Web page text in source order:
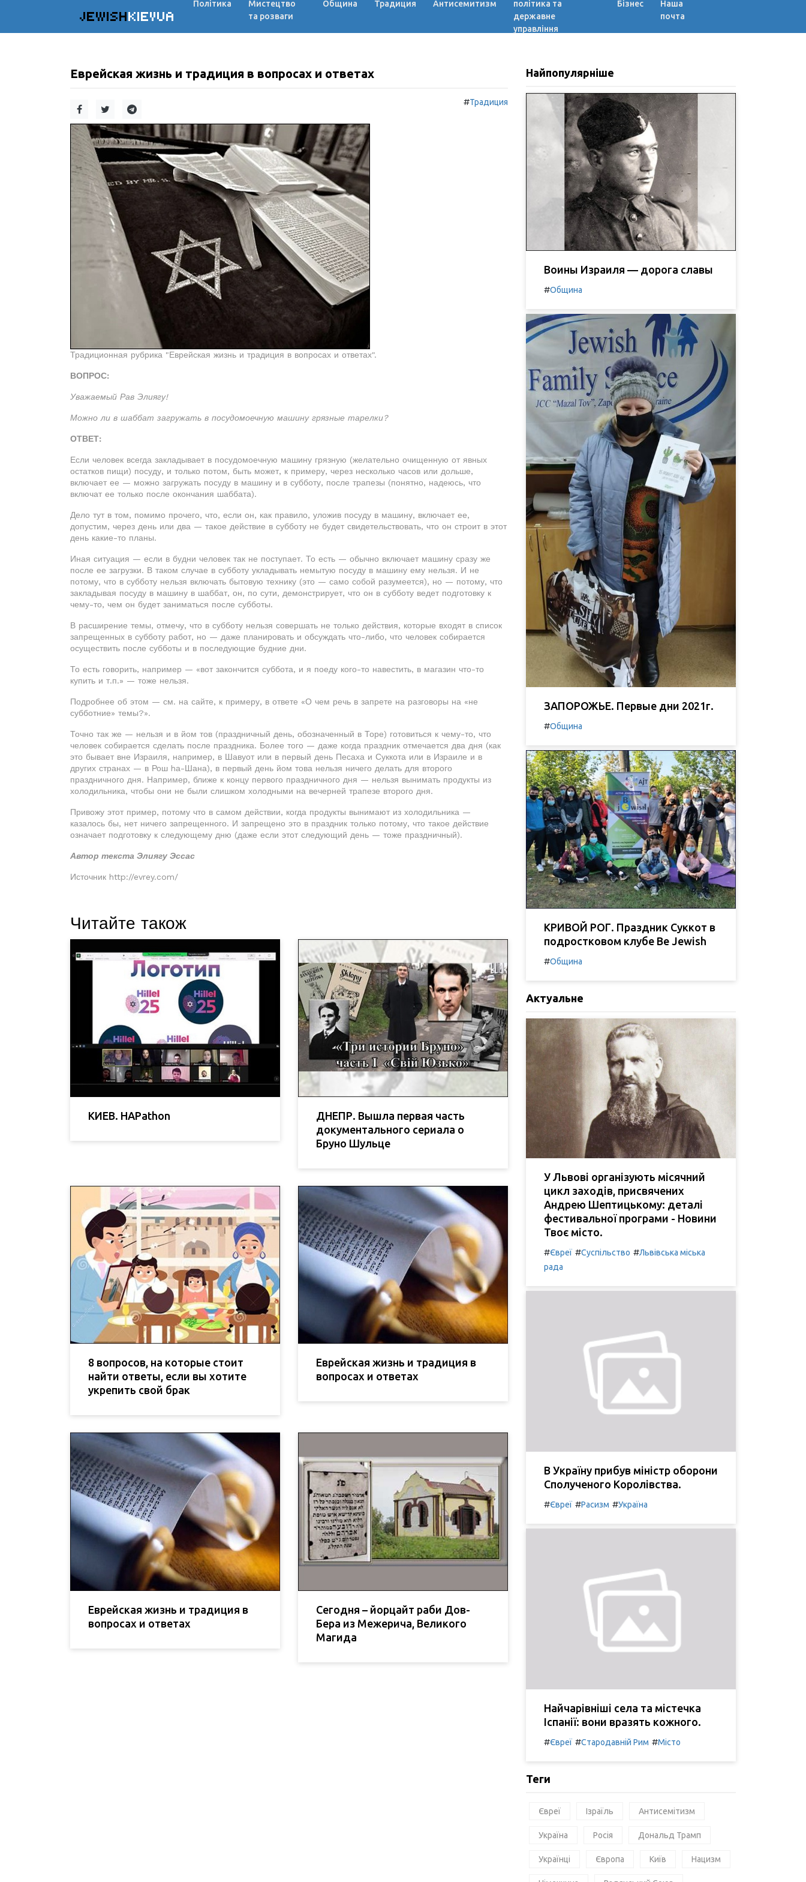
JEWISHKIEVUA
Політика
Мистецтво
та розваги
Община Традиция Антисемитизм
політика та
державне
управління
Бізнес
Наша
почта
Еврейская жизнь и традиция в вопросах и ответах
#Традиция
Традиционная рубрика "Еврейская жизнь и традиция в вопросах и ответах".
ВОПРОС:
Уважаемый Рав Элиягу!
Можно ли в шаббат загружать в посудомоечную машину грязные тарелки?
ОТВЕТ:
Если человек всегда закладывает в посудомоечную машину грязную (желательно очищенную от явных
остатков пищи) посуду, и только потом, быть может, к примеру, через несколько часов или дольше,
включает ее — можно загружать посуду в машину и в субботу, после трапезы (понятно, надеюсь, что
включат ее только после окончания шаббата).
Дело тут в том, помимо прочего, что, если он, как правило, уложив посуду в машину, включает ее,
допустим, через день или два — такое действие в субботу не будет свидетельствовать, что он строит в этот
день какие-то планы.
Иная ситуация — если в будни человек так не поступает. То есть — обычно включает машину сразу же
после ее загрузки. В таком случае в субботу укладывать немытую посуду в машину ему нельзя. И не
потому, что в субботу нельзя включать бытовую технику (это — само собой разумеется), но — потому, что
закладывая посуду в машину в шаббат, он, по сути, демонстрирует, что он в субботу ведет подготовку к
чему-то, чем он будет заниматься после субботы.
В расширение темы, отмечу, что в субботу нельзя совершать не только действия, которые входят в список
запрещенных в субботу работ, но — даже планировать и обсуждать что-либо, что человек собирается
осуществить после субботы и в последующие будние дни.
То есть говорить, например — «вот закончится суббота, и я поеду кого-то навестить, в магазин что-то
купить и т.п.» — тоже нельзя.
Подробнее об этом — см. на сайте, к примеру, в ответе «О чем речь в запрете на разговоры на «не
субботние» темы?».
Точно так же — нельзя и в йом тов (праздничный день, обозначенный в Торе) готовиться к чему-то, что
человек собирается сделать после праздника. Более того — даже когда праздник отмечается два дня (как
это бывает вне Израиля, например, в Шавуот или в первый день Песаха и Суккота или в Израиле и в
других странах — в Рош hа-Шана), в первый день йом това нельзя ничего делать для второго
праздничного дня. Например, ближе к концу первого праздничного дня — нельзя вынимать продукты из
холодильника, чтобы они не были слишком холодными на вечерней трапезе второго дня.
Привожу этот пример, потому что в самом действии, когда продукты вынимают из холодильника —
казалось бы, нет ничего запрещенного. И запрещено это в праздник только потому, что такое действие
означает подготовку к следующему дню (даже если этот следующий день — тоже праздничный).
Автор текста Элиягу Эссас
Источник http://evrey.com/
Читайте також
КИЕВ. HAPathon
ДНЕПР. Вышла первая часть
документального сериала о
Бруно Шульце
8 вопросов, на которые стоит
найти ответы, если вы хотите
укрепить свой брак
Еврейская жизнь и традиция в
вопросах и ответах
Еврейская жизнь и традиция в
вопросах и ответах
Сегодня – йорцайт раби Дов-
Бера из Межерича, Великого
Магида
Найпопулярніше
Воины Израиля — дорога славы
#Община
ЗАПОРОЖЬЕ. Первые дни 2021г.
#Община
КРИВОЙ РОГ. Праздник Суккот в
подростковом клубе Be Jewish
#Община
Актуальне
У Львові організують місячний
цикл заходів, присвячених
Андрею Шептицькому: деталі
фестивальної програми - Новини
Твоє місто.
#Євреї #Суспільство #Львівська міська
рада
В Україну прибув міністр оборони
Сполученого Королівства.
#Євреї #Расизм #Україна
Найчарівніші села та містечка
Іспанії: вони вразять кожного.
#Євреї #Стародавній Рим #Місто
Теги
Євреї Ізраїль Антисемітизм
Україна Росія Дональд Трамп
Українці Європа Київ Нацизм